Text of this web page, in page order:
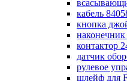
кабель
кнопка
контактор
датчик
рулевое
шлейф для